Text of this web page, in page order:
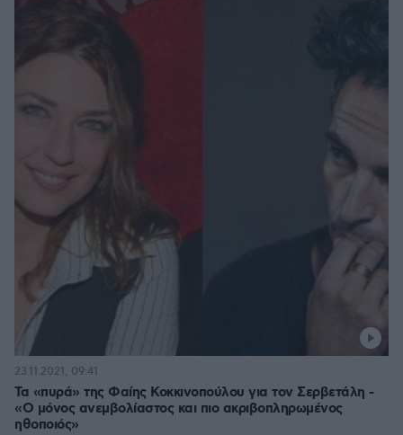
Τα «πυρά» της Φαίης Κοκκινοπούλου για τον Σερβετάλη -
«Ο μόνος ανεμβολίαστος και πιο ακριβοπληρωμένος
ηθοποιός»
23.11.2021, 09:41